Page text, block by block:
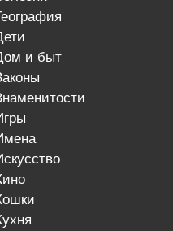
география
дети
дом и быт
законы
знаменитости
игры
имена
искусство
кино
кошки
кухня